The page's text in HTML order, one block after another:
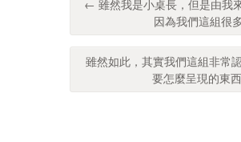
← 雖然我是小桌長，但是由我
因為我們這組很
雖然如此，其實我們這組非常
要怎麼呈現的東